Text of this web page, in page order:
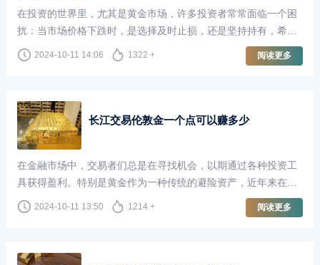
在投资的世界里，尤其是黄金市场，许多投资者常常面临一个困
扰：当市场价格下跌时，是选择及时止损，还是坚持持有，希望
未来能够“回本”？尤其是在伦敦金市场，这个问题更是引发了广
泛的讨论。
2024-10-11 14:06 1322 + 阅读更多
长江交易伦敦金一个点可以赚多少
在金融市场中，交易者们总是在寻找机会，以期通过各种投资工
具获得盈利。特别是黄金作为一种传统的避险资产，近年来在全
球经济不确定性加剧的背景下，受到了越来越多投资者的青睐。
长江交易作为国内知名的贵金属交易平台，提供了丰富的交易机
易伦敦金一个点究竟可以赚多少呢？
2024-10-11 13:50 1214 + 阅读更多